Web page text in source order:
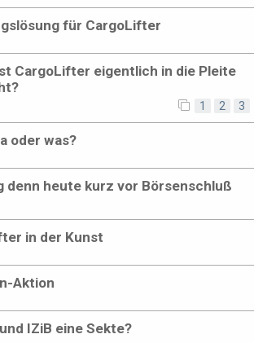
für CargoLifter
CargoLifter eigentlich in die Pleite
1 2 3
oder was?
denn heute kurz vor Börsenschluß
in der Kunst
Aktion
IZiB eine Sekte?